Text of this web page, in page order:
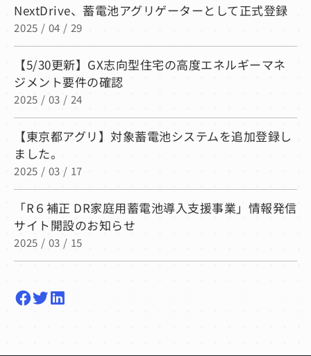
NextDrive、蓄電池アグリゲーターとして正式登録
2025 / 04 / 29
【5/30更新】GX志向型住宅の高度エネルギーマネ
ジメント要件の確認
2025 / 03 / 24
【東京都アグリ】対象蓄電池システムを追加登録し
ました。
2025 / 03 / 17
「R６補正 DR家庭用蓄電池導入支援事業」情報発信
サイト開設のお知らせ
2025 / 03 / 15